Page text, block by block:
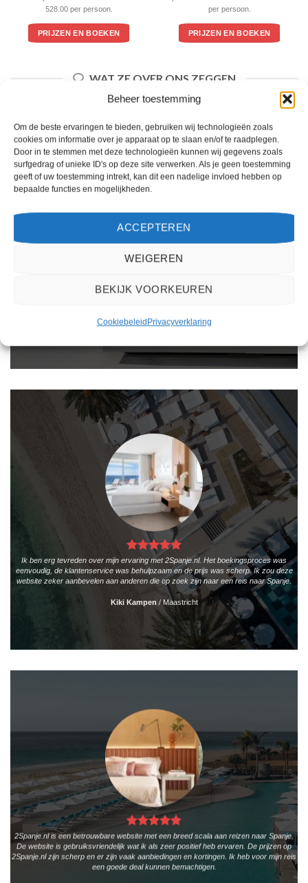
Beheer toestemming
Om de beste ervaringen te bieden, gebruiken wij technologieën zoals
cookies om informatie over je apparaat op te slaan en/of te raadplegen.
Door in te stemmen met deze technologieën kunnen wij gegevens zoals
surfgedrag of unieke ID's op deze site verwerken. Als je geen toestemming
geeft of uw toestemming intrekt, kan dit een nadelige invloed hebben op
bepaalde functies en mogelijkheden.
ACCEPTEREN
WEIGEREN
BEKIJK VOORKEUREN
CookiebeleidPrivacyverklaring
528.00 per persoon.
PRIJZEN EN BOEKEN
per persoon.
PRIJZEN EN BOEKEN
WAT ZE OVER ONS ZEGGEN
gebruiksvriendelijk en biedt een breed scala aan filters om je te helpen de perfecte
vakantie te vinden. De zoekresultaten zijn overzichtelijk en tonen alle belangrijke
Teun Bakker /Laren
Ik ben erg tevreden over mijn ervaring met 2Spanje.nl. Het boekingsproces was
eenvoudig, de klantenservice was behulpzaam en de prijs was scherp. Ik zou deze
website zeker aanbevelen aan anderen die op zoek zijn naar een reis naar Spanje.
Kiki Kampen /Maastricht
2Spanje.nl is een betrouwbare website met een breed scala aan reizen naar Spanje.
De website is gebruiksvriendelijk wat ik als zeer positief heb ervaren. De prijzen op
2Spanje.nl zijn scherp en er zijn vaak aanbiedingen en kortingen. Ik heb voor mijn reis
een goede deal kunnen bemachtigen.